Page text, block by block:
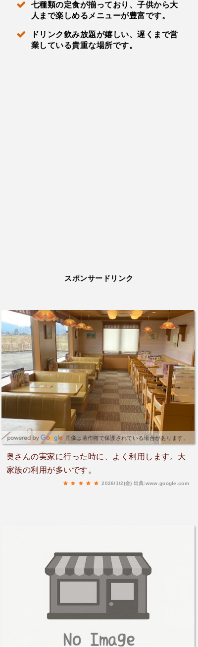
七種類の定食が揃っており、子供から大
人まで楽しめるメニューが豊富です。
ドリンク飲み放題が嬉しい、遅くまで営
業している貴重な場所です。
スポンサードリンク
画像は著作権で保護されている場合があります。
奥さんの実家に行った時に、よく利用します。大
家族の利用が多いです。
2026/1/2(金) 出典:www.google.com